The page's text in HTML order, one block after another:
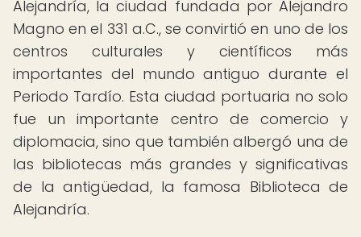
Alejandría, la ciudad fundada por Alejandro
Magno en el 331 a.C., se convirtió en uno de los
centros culturales y científicos más
importantes del mundo antiguo durante el
Periodo Tardío. Esta ciudad portuaria no solo
fue un importante centro de comercio y
diplomacia, sino que también albergó una de
las bibliotecas más grandes y significativas
de la antigüedad, la famosa Biblioteca de
Alejandría.